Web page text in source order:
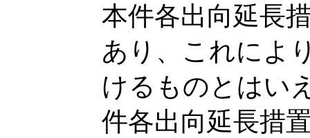
本件各出向延長
あり、これによ
けるものとはい
件各出向延長措